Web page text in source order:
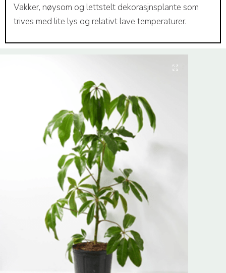
Vakker, nøysom og lettstelt dekorasjnsplante som
trives med lite lys og relativt lave temperaturer.